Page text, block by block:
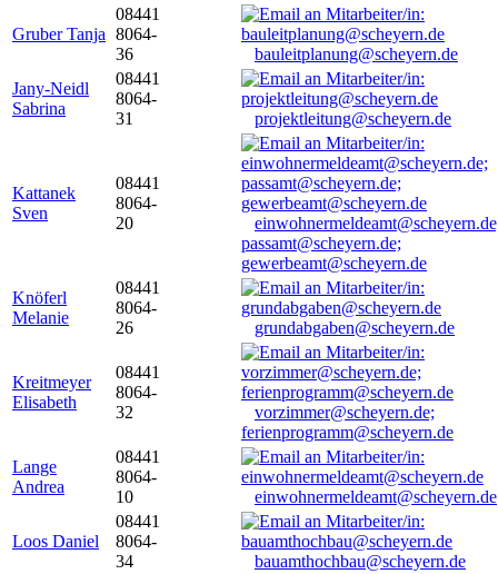
Gruber Tanja
08441
8064-
36
bauleitplanung@scheyern.de
Jany-Neidl
Sabrina
08441
8064-
31
projektleitung@scheyern.de
Kattanek
Sven
08441
8064-
20
passamt@scheyern.de;
gewerbeamt@scheyern.de
Knöferl
Melanie
08441
8064-
26
grundabgaben@scheyern.de
Kreitmeyer
Elisabeth
08441
8064-
32
vorzimmer@scheyern.de;
ferienprogramm@scheyern.de
Lange
Andrea
08441
8064-
10
einwohnermeldeamt@scheyern.de
Loos Daniel
08441
8064-
34
bauamthochbau@scheyern.de